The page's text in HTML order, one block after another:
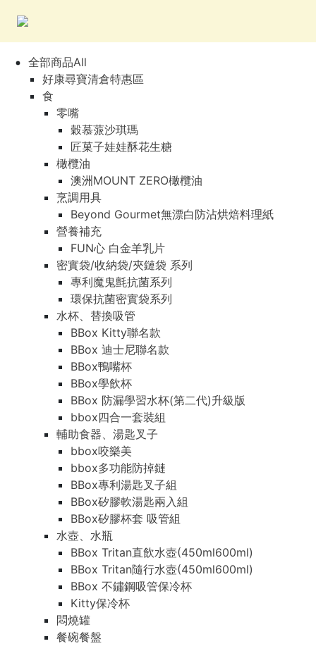
全部商品All
好康尋寶清倉特惠區
食
零嘴
穀慕蒎沙琪瑪
匠菓子娃娃酥花生糖
橄欖油
澳洲MOUNT ZERO橄欖油
烹調用具
Beyond Gourmet無漂白防沾烘焙料理紙
營養補充
FUN心 白金羊乳片
密實袋/收納袋/夾鏈袋 系列
專利魔鬼氈抗菌系列
環保抗菌密實袋系列
水杯、替換吸管
BBox Kitty聯名款
BBox 迪士尼聯名款
BBox鴨嘴杯
BBox學飲杯
BBox 防漏學習水杯(第二代)升級版
bbox四合一套裝組
輔助食器、湯匙叉子
bbox咬樂美
bbox多功能防掉鏈
BBox專利湯匙叉子組
BBox矽膠軟湯匙兩入組
BBox矽膠杯套 吸管組
水壺、水瓶
BBox Tritan直飲水壺(450ml600ml)
BBox Tritan隨行水壺(450ml600ml)
BBox 不鏽鋼吸管保冷杯
Kitty保冷杯
悶燒罐
餐碗餐盤